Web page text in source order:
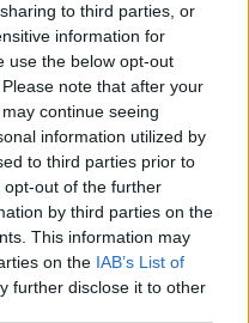
to third parties, or
information for
use the below opt-out
note that after your
continue seeing
information utilized by
to third parties prior to
out of the further
by third parties on the
This information may
on the IAB’s List of
further disclose it to other